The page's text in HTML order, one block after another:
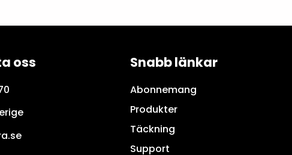
oss Snabb länkar
Abonnemang
Produkter
Täckning
Support